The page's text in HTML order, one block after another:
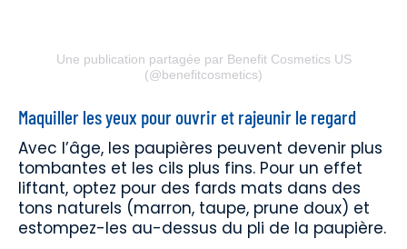
Une publication partagée par Benefit Cosmetics US
(@benefitcosmetics)
Maquiller les yeux pour ouvrir et rajeunir le regard
Avec l’âge, les paupières peuvent devenir plus
tombantes et les cils plus fins. Pour un effet
liftant, optez pour des fards mats dans des
tons naturels (marron, taupe, prune doux) et
estompez-les au-dessus du pli de la paupière.